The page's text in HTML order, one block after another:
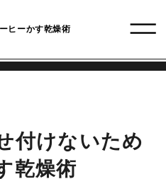
ヒーかす乾燥術
付けないため
乾燥術